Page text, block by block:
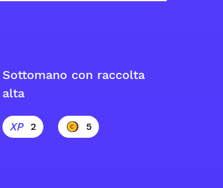
Sottomano con raccolta
alta
2 5